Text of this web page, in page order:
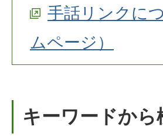
手話リンクに
ムページ）
キーワードから